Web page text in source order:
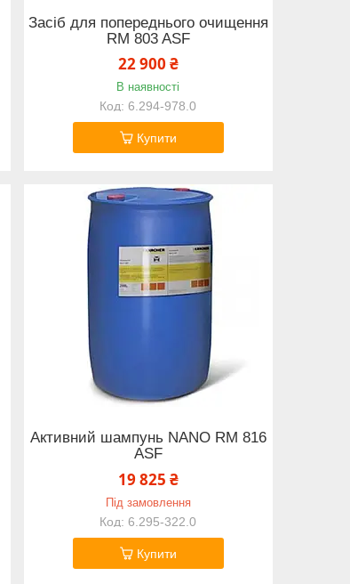
Засіб для попереднього очищення
RM 803 ASF
22 900 ₴
В наявності
6.294-978.0
Купити
Активний шампунь NANO RM 816
ASF
19 825 ₴
Під замовлення
6.295-322.0
Купити